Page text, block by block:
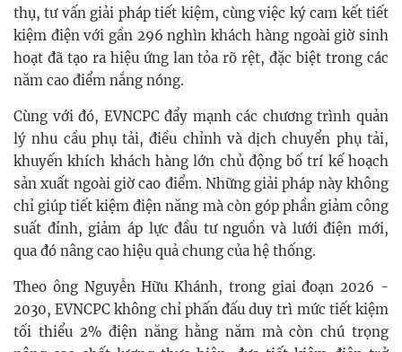
thụ, tư vấn giải pháp tiết kiệm, cùng việc ký cam kết tiết
kiệm điện với gần 296 nghìn khách hàng ngoài giờ sinh
hoạt đã tạo ra hiệu ứng lan tỏa rõ rệt, đặc biệt trong các
năm cao điểm nắng nóng.
Cùng với đó, EVNCPC đẩy mạnh các chương trình quản
lý nhu cầu phụ tải, điều chỉnh và dịch chuyển phụ tải,
khuyến khích khách hàng lớn chủ động bố trí kế hoạch
sản xuất ngoài giờ cao điểm. Những giải pháp này không
chỉ giúp tiết kiệm điện năng mà còn góp phần giảm công
suất đỉnh, giảm áp lực đầu tư nguồn và lưới điện mới,
qua đó nâng cao hiệu quả chung của hệ thống.
Theo ông Nguyễn Hữu Khánh, trong giai đoạn 2026 -
2030, EVNCPC không chỉ phấn đấu duy trì mức tiết kiệm
tối thiểu 2% điện năng hằng năm mà còn chú trọng